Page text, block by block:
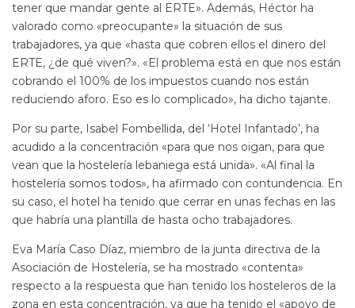
tener que mandar gente al ERTE». Además, Héctor ha
valorado como «preocupante» la situación de sus
trabajadores, ya que «hasta que cobren ellos el dinero del
ERTE, ¿de qué viven?». «El problema está en que nos están
cobrando el 100% de los impuestos cuando nos están
reduciendo aforo. Eso es lo complicado», ha dicho tajante.
Por su parte, Isabel Fombellida, del ‘Hotel Infantado’, ha
acudido a la concentración «para que nos oigan, para que
vean que la hostelería lebaniega está unida». «Al final la
hostelería somos todos», ha afirmado con contundencia. En
su caso, el hotel ha tenido que cerrar en unas fechas en las
que habría una plantilla de hasta ocho trabajadores.
Eva María Caso Díaz, miembro de la junta directiva de la
Asociación de Hostelería, se ha mostrado «contenta»
respecto a la respuesta que han tenido los hosteleros de la
zona en esta concentración, ya que ha tenido el «apoyo de